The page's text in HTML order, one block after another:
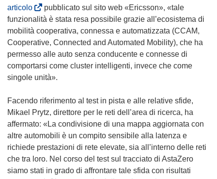
articolo(
s
i
a
p
r
e
n
u
n
a
n
u
o
pubblicato sul sito web «Ericsson», «tale
funzionalità è stata resa possibile grazie all’ecosistema di
mobilità cooperativa, connessa e automatizzata (CCAM,
Cooperative, Connected and Automated Mobility), che ha
permesso alle auto senza conducente e connesse di
comportarsi come cluster intelligenti, invece che come
singole unità».
Facendo riferimento al test in pista e alle relative sfide,
Mikael Prytz, direttore per le reti dell’area di ricerca, ha
affermato: «La condivisione di una mappa aggiornata con
altre automobili è un compito sensibile alla latenza e
richiede prestazioni di rete elevate, sia all’interno delle reti
che tra loro. Nel corso del test sul tracciato di AstaZero
siamo stati in grado di affrontare tale sfida con risultati